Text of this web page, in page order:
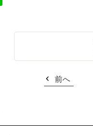
前へ